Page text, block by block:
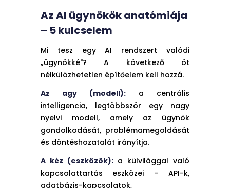
Az AI ügynökök anatómiája
– 5 kulcselem
Mi tesz egy AI rendszert valódi
„ügynökké"? A következő öt
nélkülözhetetlen építőelem kell hozzá.
Az agy (modell): a centrális
intelligencia, legtöbbször egy nagy
nyelvi modell, amely az ügynök
gondolkodását, problémamegoldását
és döntéshozatalát irányítja.
A kéz (eszközök):a külvilággal való
kapcsolattartás eszközei – API-k,
adatbázis-kapcsolatok,